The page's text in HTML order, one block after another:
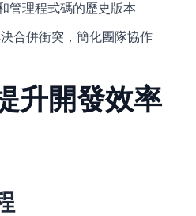
管理程式碼的歷史版本
決合併衝突，簡化團隊協作
升開發效率